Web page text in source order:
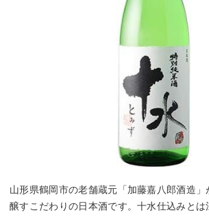
山形県鶴岡市の老舗蔵元「加藤嘉八郎酒造
醸すこだわりの日本酒です。十水仕込みと